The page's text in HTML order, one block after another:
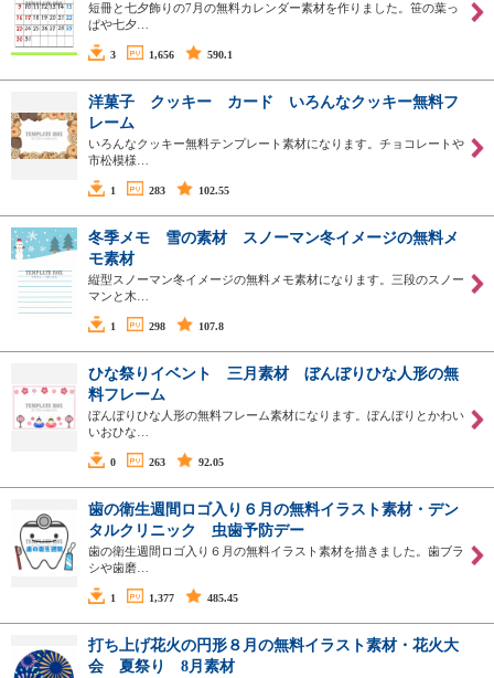
短冊と七夕飾りの7月の無料カレンダー素材を作りました。笹の葉っ
ぱや七夕…
3 1,656 590.1
洋菓子 クッキー カード いろんなクッキー無料フ
レーム
いろんなクッキー無料テンプレート素材になります。チョコレートや
市松模様…
1 283 102.55
冬季メモ 雪の素材 スノーマン冬イメージの無料メ
モ素材
縦型スノーマン冬イメージの無料メモ素材になります。三段のスノー
マンと木…
1 298 107.8
ひな祭りイベント 三月素材 ぼんぼりひな人形の無
料フレーム
ぼんぼりひな人形の無料フレーム素材になります。ぼんぼりとかわい
いおひな…
0 263 92.05
歯の衛生週間ロゴ入り６月の無料イラスト素材・デン
タルクリニック 虫歯予防デー
歯の衛生週間ロゴ入り６月の無料イラスト素材を描きました。歯ブラ
シや歯磨…
1 1,377 485.45
打ち上げ花火の円形８月の無料イラスト素材・花火大
会 夏祭り 8月素材